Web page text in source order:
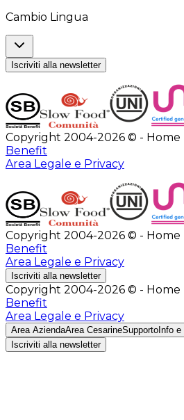
Cambio Lingua
Iscriviti alla newsletter
Copyright 2004-2026 © - Home
Benefit
Area Legale e Privacy
Copyright 2004-2026 © - Home
Benefit
Area Legale e Privacy
Iscriviti alla newsletter
Copyright 2004-2026 © - Home
Benefit
Area Legale e Privacy
Area AziendaArea CesarineSupporto Info
Iscriviti alla newsletter